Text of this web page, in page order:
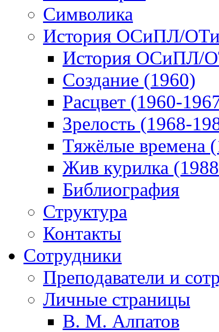
Символика
История ОСиПЛ/
История ОСиПЛ/
Создание (1960)
Расцвет (1960-
Зрелость (1968-
Тяжёлые времена
Жив курилка
Библиография
Структура
Контакты
Сотрудники
Преподаватели и
Личные страницы
В. М. Алпатов